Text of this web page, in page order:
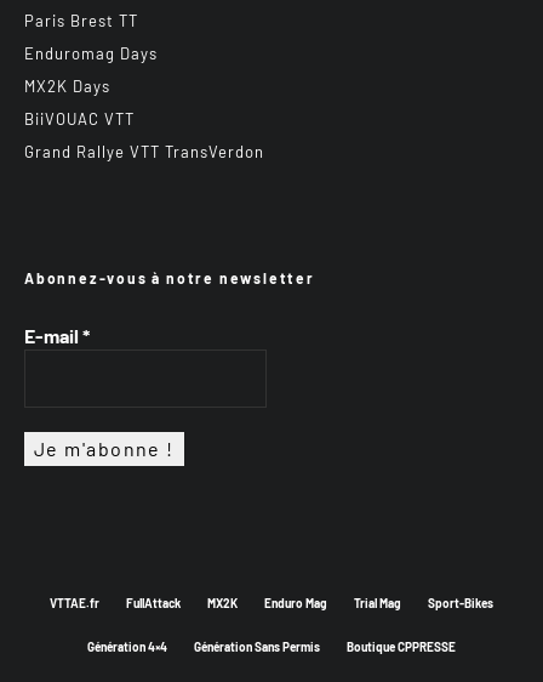
Paris Brest TT
Enduromag Days
MX2K Days
BiiVOUAC VTT
Grand Rallye VTT TransVerdon
Abonnez-vous à notre newsletter
E-mail *
VTTAE.fr FullAttack MX2K Enduro Mag Trial Mag Sport-Bikes
Génération 4×4 Génération Sans Permis Boutique CPPRESSE